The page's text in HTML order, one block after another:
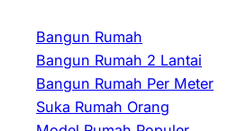
Bangun Rumah
Bangun Rumah 2 Lantai
Bangun Rumah Per Meter
Suka Rumah Orang